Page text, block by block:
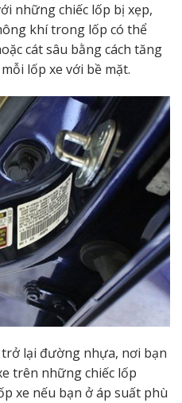
những chiếc lốp bị xẹp,
khí trong lốp có thể
cát sâu bằng cách tăng
lốp xe với bề mặt.
lại đường nhựa, nơi bạn
trên những chiếc lốp
xe nếu bạn ở áp suất phù